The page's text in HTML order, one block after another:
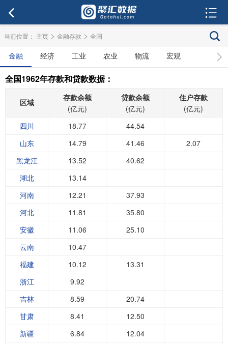
当前位置： 主页 > 金融存款 > 全国
金融 经济 工业 农业 物流 宏观
全国1962年存款和贷款数据：
区域
存款余额
(亿元)
贷款余额
(亿元)
住户存款
(亿元)
四川
18.77
44.54
山东
14.79 41.46
2.07
黑龙江
13.52
40.62
湖北
13.14
河南
12.21
37.93
河北
11.81
35.80
安徽
11.06
25.10
云南
10.47
福建
10.12
13.31
浙江
9.92
吉林
8.59
20.74
甘肃
8.41
12.50
新疆
6.84
12.04